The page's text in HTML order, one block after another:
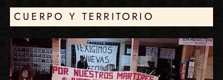
CUERPO Y TERRITORIO